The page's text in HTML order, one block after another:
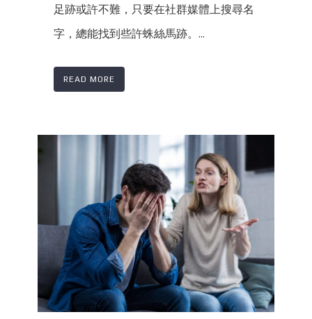
足跡或許不難，只要在社群媒體上搜尋名
字，總能找到些許蛛絲馬跡。...
READ MORE